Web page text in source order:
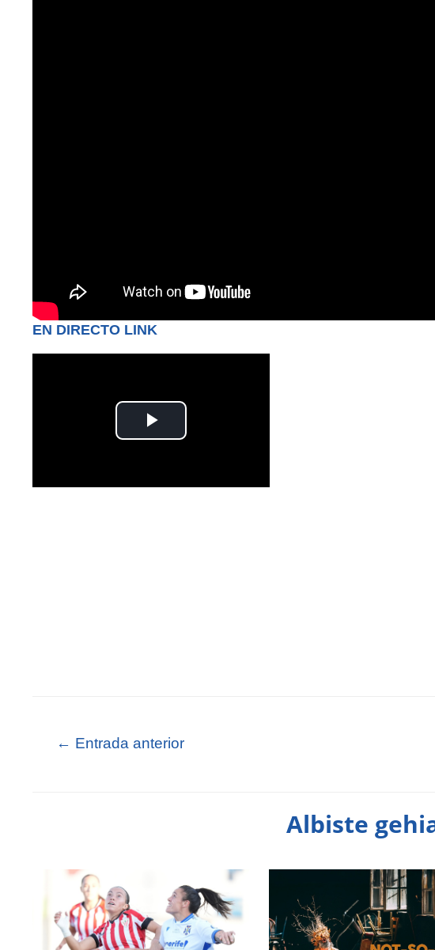
EN DIRECTO LINK
← Entrada anterior
Albiste